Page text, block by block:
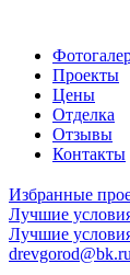
Проекты
Цены
Отделка
Отзывы
Контакты
Избранные
Лучшие
Лучшие
drevgorod@bk.ru